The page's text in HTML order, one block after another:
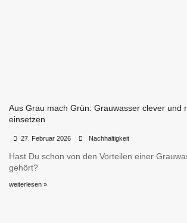
Aus Grau mach Grün: Grauwasser clever und
einsetzen
27. Februar 2026 Nachhaltigkeit
Hast Du schon von den Vorteilen einer
gehört?
weiterlesen »